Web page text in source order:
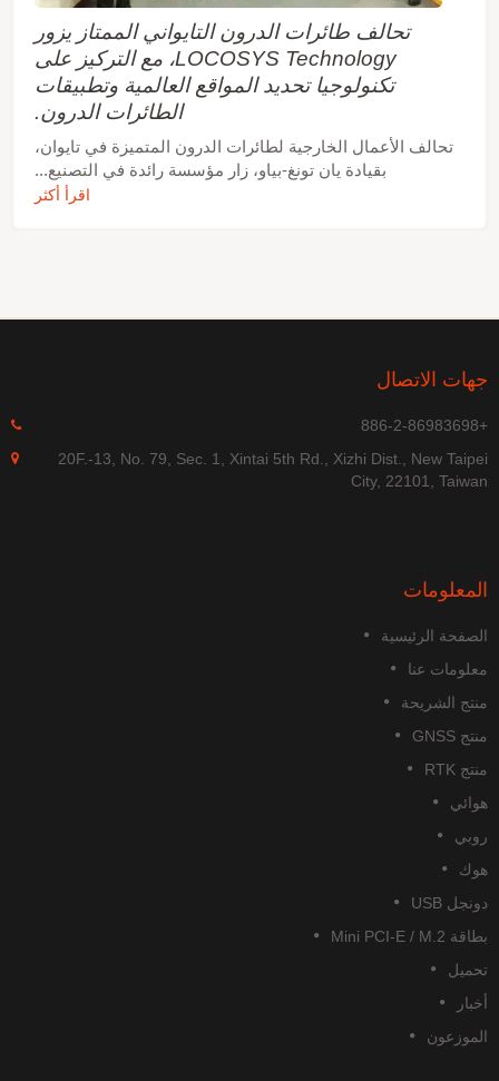
تحالف طائرات الدرون التايواني الممتاز يزور
LOCOSYS Technology، مع التركيز على
تكنولوجيا تحديد المواقع العالمية وتطبيقات
الطائرات الدرون.
تحالف الأعمال الخارجية لطائرات الدرون المتميزة في تايوان،
بقيادة يان تونغ-بياو، زار مؤسسة رائدة في التصنيع...
اقرأ أكثر
جهات الاتصال
+886-2-86983698
20F.-13, No. 79, Sec. 1, Xintai 5th Rd., Xizhi Dist., New Taipei
City, 22101, Taiwan
المعلومات
الصفحة الرئيسية
معلومات عنا
منتج الشريحة
منتج GNSS
منتج RTK
هوائي
روبي
هوك
دونجل USB
بطاقة Mini PCI-E / M.2
تحميل
أخبار
الموزعون